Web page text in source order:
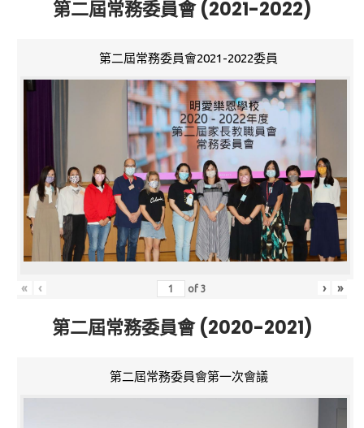
第二屆常務委員會 (2021-2022)
第二屆常務委員會2021-2022委員
« ‹ of3 › »
第二屆常務委員會 (2020-2021)
第二屆常務委員會第一次會議